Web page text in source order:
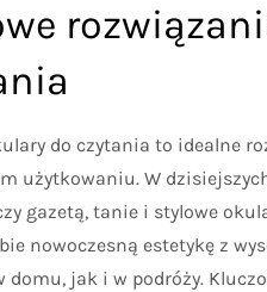
do czytania to idealne
użytkowaniu. W
gazetą, tanie i stylowe
nowoczesną estetykę z
domu, jak i w podróży.